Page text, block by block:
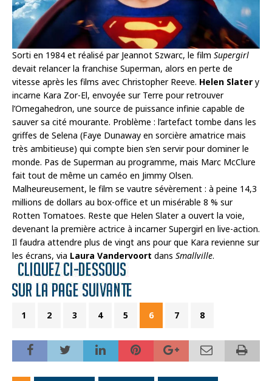
Sorti en 1984 et réalisé par Jeannot Szwarc, le film Supergirl
devait relancer la franchise Superman, alors en perte de
vitesse après les films avec Christopher Reeve. Helen Slater y
incarne Kara Zor-El, envoyée sur Terre pour retrouver
l’Omegahedron, une source de puissance infinie capable de
sauver sa cité mourante. Problème : l’artefact tombe dans les
griffes de Selena (Faye Dunaway en sorcière amatrice mais
très ambitieuse) qui compte bien s’en servir pour dominer le
monde. Pas de Superman au programme, mais Marc McClure
fait tout de même un caméo en Jimmy Olsen.
Malheureusement, le film se vautre sévèrement : à peine 14,3
millions de dollars au box-office et un misérable 8 % sur
Rotten Tomatoes. Reste que Helen Slater a ouvert la voie,
devenant la première actrice à incarner Supergirl en live-action.
Il faudra attendre plus de vingt ans pour que Kara revienne sur
les écrans, via Laura Vandervoort dans Smallville.
1 2 3 4 5 6 7 8